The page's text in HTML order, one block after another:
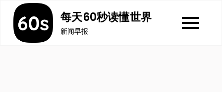
content
每天60秒读懂世界
新闻早报